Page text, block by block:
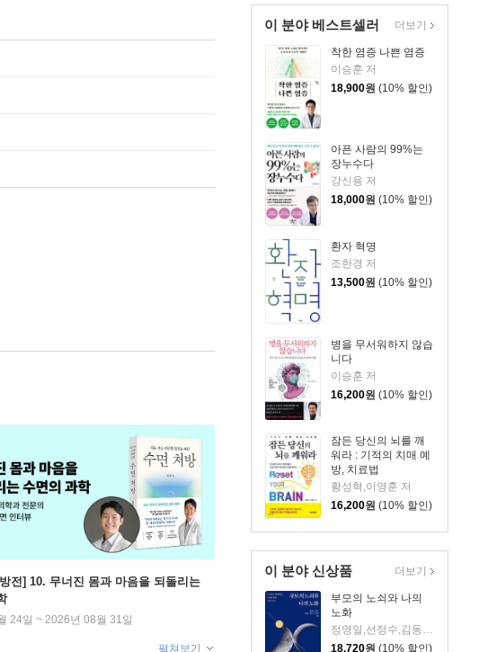
이 분야 베스트셀러
착한 염증 나쁜 염증
이승훈 저
18,900원 (10% 할인)
아픈 사람의 99%는
장누수다
강신용 저
18,000원 (10% 할인)
환자 혁명
조한경 저
13,500원 (10% 할인)
병을 무서워하지 않습
니다
이승훈 저
16,200원 (10% 할인)
잠든 당신의 뇌를 깨
워라 : 기적의 치매 예
방, 치료법
황성혁,이영훈 저
16,200원 (10% 할인)
더보기
이 분야 신상품
부모의 노쇠와 나의
노화
정영일,선정수,김동우,윤은선,최정연 저
18,720원 (10% 할인)
더보기
전] 10. 무너진 몸과 마음을 되돌리는
24일 ~ 2026년 08월 31일
펼쳐보기